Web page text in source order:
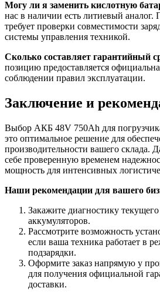
Могу ли я заменить кислотную
нас в наличии есть литиевый аналог.
требует проверки совместимости
системы управления техникой.
Сколько составляет гарантийный
позицию предоставляется
соблюдении правил эксплуатации.
Заключение и
Выбор АКБ 48V 750Ah для
это оптимальное решение для
производительности вашего склада.
себе проверенную временем
мощность для интенсивных
Наши рекомендации для вашего
Закажите диагностику
аккумуляторов.
Рассмотрите возможность
если ваша техника работает в
подзарядки.
Оформите заказ напрямую у
для получения официальной
доставки.